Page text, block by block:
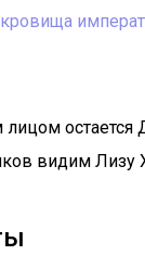
остается
видим Лизу